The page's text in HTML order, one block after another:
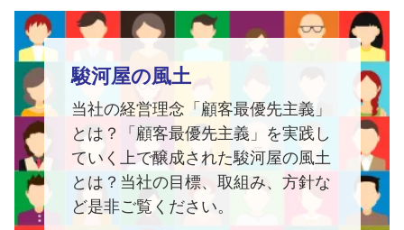
駿河屋の風土
当社の経営理念「顧客最優先主義」
とは？「顧客最優先主義」を実践し
ていく上で醸成された駿河屋の風土
とは？当社の目標、取組み、方針な
ど是非ご覧ください。